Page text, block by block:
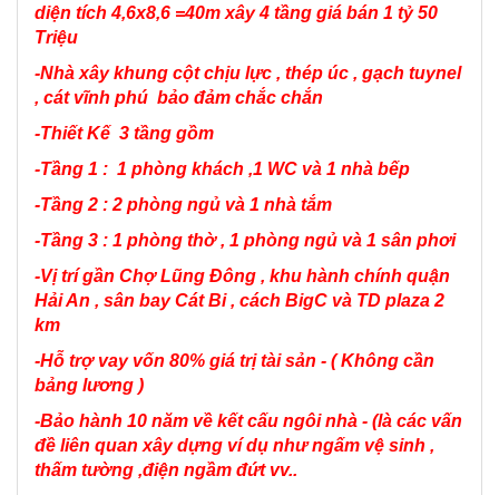
diện tích 4,6x8,6 =40m xây 4 tầng giá bán 1 tỷ 50
Triệu
-Nhà xây khung cột chịu lực , thép úc , gạch tuynel
, cát vĩnh phú bảo đảm chắc chắn
-Thiết Kế 3 tầng gồm
-Tầng 1 : 1 phòng khách ,1 WC và 1 nhà bếp
-Tầng 2 : 2 phòng ngủ và 1 nhà tắm
-Tầng 3 : 1 phòng thờ , 1 phòng ngủ và 1 sân phơi
-Vị trí gần Chợ Lũng Đông , khu hành chính quận
Hải An , sân bay Cát Bi , cách BigC và TD plaza 2
km
-Hỗ trợ vay vốn 80% giá trị tài sản - ( Không cần
bảng lương )
-Bảo hành 10 năm về kết cấu ngôi nhà - (là các vấn
đề liên quan xây dựng ví dụ như ngấm vệ sinh ,
thấm tường ,điện ngầm đứt vv..